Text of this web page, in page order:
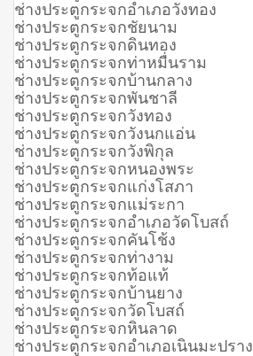
ช่างประตูกระจกอำเภอวังทอง
ช่างประตูกระจกชัยนาม
ช่างประตูกระจกดินทอง
ช่างประตูกระจกท่าหมื่นราม
ช่างประตูกระจกบ้านกลาง
ช่างประตูกระจกพันชาลี
ช่างประตูกระจกวังทอง
ช่างประตูกระจกวังนกแอ่น
ช่างประตูกระจกวังพิกุล
ช่างประตูกระจกหนองพระ
ช่างประตูกระจกแก่งโสภา
ช่างประตูกระจกแม่ระกา
ช่างประตูกระจกอำเภอวัดโบสถ์
ช่างประตูกระจกคันโช้ง
ช่างประตูกระจกท่างาม
ช่างประตูกระจกท้อแท้
ช่างประตูกระจกบ้านยาง
ช่างประตูกระจกวัดโบสถ์
ช่างประตูกระจกหินลาด
ช่างประตูกระจกอำเภอเนินมะปราง